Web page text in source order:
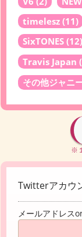
timelesz (11)
SixTONES (12)
Travis Japan
その他ジャニ
※
Twitterアカウ
メールアドレス